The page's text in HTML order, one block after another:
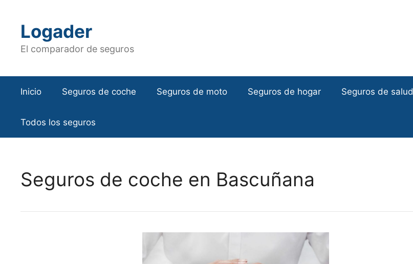
contenidoLogader
El comparador de seguros
Inicio Seguros de coche Seguros de moto Seguros de hogar Seguros de salud
Todos los seguros
Seguros de coche en Bascuñana